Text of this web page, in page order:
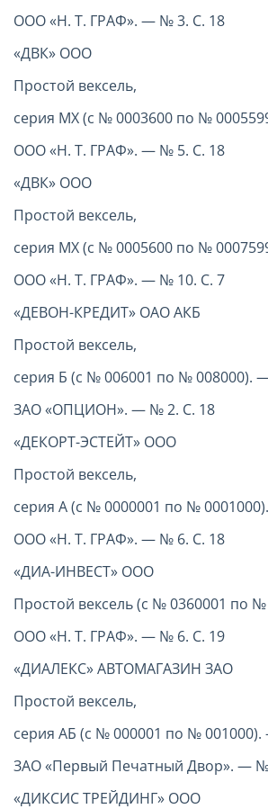
ООО «Н. Т. ГРАФ». — № 3. С. 18
«ДВК» ООО
Простой вексель,
серия МХ (с № 0003600 по №
ООО «Н. Т. ГРАФ». — № 5. С. 18
«ДВК» ООО
Простой вексель,
серия МХ (с № 0005600 по №
ООО «Н. Т. ГРАФ». — № 10. С. 7
«ДЕВОН-КРЕДИТ» ОАО АКБ
Простой вексель,
серия Б (с № 006001 по № 008000).
ЗАО «ОПЦИОН». — № 2. С. 18
«ДЕКОРТ-ЭСТЕЙТ» ООО
Простой вексель,
серия А (с № 0000001 по №
ООО «Н. Т. ГРАФ». — № 6. С. 18
«ДИА-ИНВЕСТ» ООО
Простой вексель (с № 0360001 по
ООО «Н. Т. ГРАФ». — № 6. С. 19
«ДИАЛЕКС» АВТОМАГАЗИН ЗАО
Простой вексель,
серия АБ (с № 000001 по №
ЗАО «Первый Печатный Двор». — №
«ДИКСИС ТРЕЙДИНГ» ООО